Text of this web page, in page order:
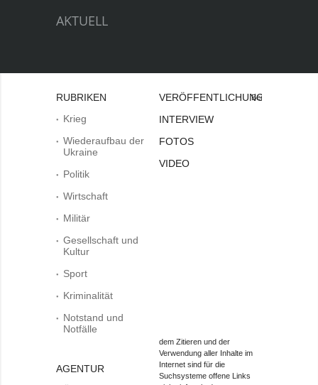
AKTUELL
RUBRIKEN
Krieg
Wiederaufbau der
Ukraine
Politik
Wirtschaft
Militär
Gesellschaft und
Kultur
Sport
Kriminalität
Notstand und
Notfälle
AGENTUR
VERÖFFENTLICHUNGEN
INTERVIEW
FOTOS
VIDEO
Bei
dem Zitieren und der
Verwendung aller Inhalte im
Internet sind für die
Suchsysteme offene Links